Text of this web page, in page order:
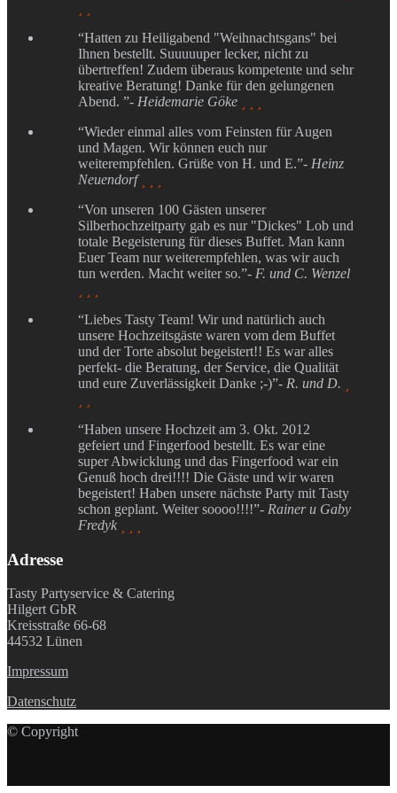
“Hatten zu Heiligabend "Weihnachtsgans" bei
Ihnen bestellt. Suuuuuper lecker, nicht zu
übertreffen! Zudem überaus kompetente und sehr
kreative Beratung! Danke für den gelungenen
Abend. ”- Heidemarie Göke
“Wieder einmal alles vom Feinsten für Augen
und Magen. Wir können euch nur
weiterempfehlen. Grüße von H. und E.”- Heinz
Neuendorf
“Von unseren 100 Gästen unserer
Silberhochzeitparty gab es nur "Dickes" Lob und
totale Begeisterung für dieses Buffet. Man kann
Euer Team nur weiterempfehlen, was wir auch
tun werden. Macht weiter so.”- F. und C. Wenzel
“Liebes Tasty Team! Wir und natürlich auch
unsere Hochzeitsgäste waren vom dem Buffet
und der Torte absolut begeistert!! Es war alles
perfekt- die Beratung, der Service, die Qualität
und eure Zuverlässigkeit Danke ;-)”- R. und D.
“Haben unsere Hochzeit am 3. Okt. 2012
gefeiert und Fingerfood bestellt. Es war eine
super Abwicklung und das Fingerfood war ein
Genuß hoch drei!!!! Die Gäste und wir waren
begeistert! Haben unsere nächste Party mit Tasty
schon geplant. Weiter soooo!!!!”- Rainer u Gaby
Fredyk
Adresse
Tasty Partyservice & Catering
Hilgert GbR
Kreisstraße 66-68
44532 Lünen
Impressum
Datenschutz
© Copyright